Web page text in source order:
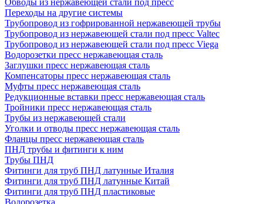
Переходы на другие системы
Трубопровод из гофрированной нержавеющей трубы
Трубопровод из нержавеющей стали под пресс Valtec
Трубопровод из нержавеющей стали под пресс Viega
Водорозетки пресс нержавеющая сталь
Заглушки пресс нержавеющая сталь
Компенсаторы пресс нержавеющая сталь
Муфты пресс нержавеющая сталь
Редукционные вставки пресс нержавеющая сталь
Тройники пресс нержавеющая сталь
Трубы из нержавеющей стали
Уголки и отводы пресс нержавеющая сталь
Фланцы пресс нержавеющая сталь
ПНД трубы и фитинги к ним
Трубы ПНД
Фитинги для труб ПНД латунные Италия
Фитинги для труб ПНД латунные Китай
Фитинги для труб ПНД пластиковые
Водорозетка